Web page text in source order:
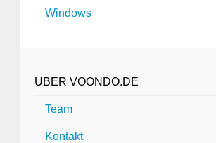
Windows
ÜBER VOONDO.DE
Team
Kontakt